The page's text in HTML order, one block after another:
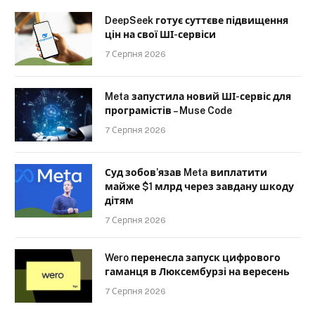
DeepSeek готує суттєве підвищення
цін на свої ШІ-сервіси
7 Серпня 2026
Meta запустила новий ШІ-сервіс для
програмістів – Muse Code
7 Серпня 2026
Суд зобов’язав Meta виплатити
майже $1 млрд через завдану шкоду
дітям
7 Серпня 2026
Wero перенесла запуск цифрового
гаманця в Люксембурзі на вересень
7 Серпня 2026